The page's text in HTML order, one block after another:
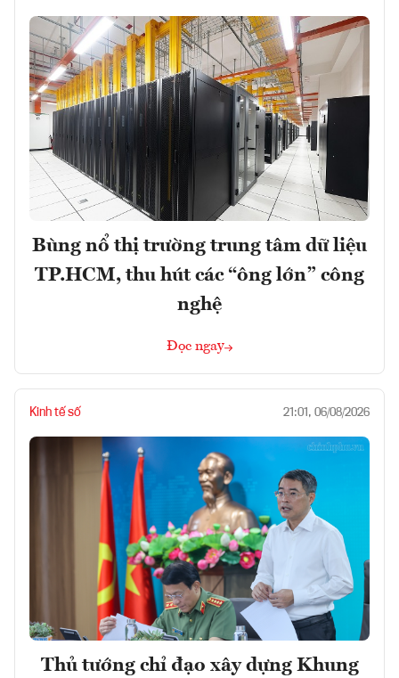
Bùng nổ thị trường trung tâm dữ liệu
TP.HCM, thu hút các “ông lớn” công
nghệ
Đọc ngay
Kinh tế số 21:01, 06/08/2026
Thủ tướng chỉ đạo xây dựng Khung